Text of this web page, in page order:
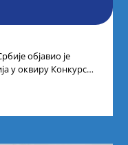
објавио је
у оквиру Конкурса